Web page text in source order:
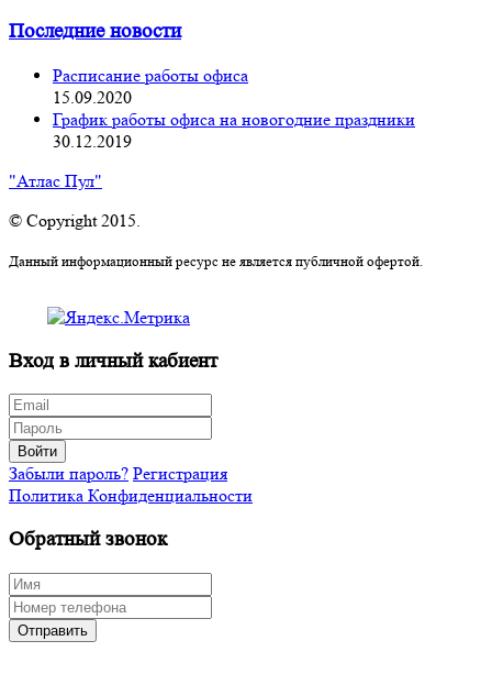
Последние новости
Расписание работы офиса
15.09.2020
График работы офиса на новогодние праздники
30.12.2019
"Атлас Пул"
© Copyright 2015.
Данный информационный ресурс не является публичной офертой.
Вход в личный кабиент
Войти
Забыли пароль? Регистрация
Политика Конфиденциальности
Обратный звонок
Отправить